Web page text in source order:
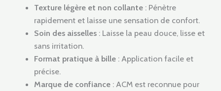
Texture légère et non collante : Pénètre
rapidement et laisse une sensation de confort.
Soin des aisselles : Laisse la peau douce, lisse et
sans irritation.
Format pratique à bille : Application facile et
précise.
Marque de confiance : ACM est reconnue pour